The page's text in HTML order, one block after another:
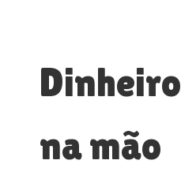
Dinheiro
na mão